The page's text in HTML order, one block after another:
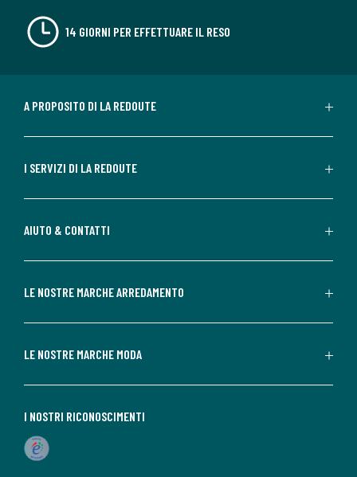
14 GIORNI PER EFFETTUARE IL RESO
A PROPOSITO DI LA REDOUTE
I SERVIZI DI LA REDOUTE
AIUTO & CONTATTI
LE NOSTRE MARCHE ARREDAMENTO
LE NOSTRE MARCHE MODA
I NOSTRI RICONOSCIMENTI